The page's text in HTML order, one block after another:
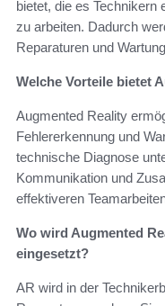
bietet, die es Technikern
zu arbeiten. Dadurch
Reparaturen und
Welche Vorteile bietet
Augmented Reality
Fehlererkennung und
technische Diagnose
Kommunikation und
effektiveren
Wo wird Augmented
eingesetzt?
AR wird in der